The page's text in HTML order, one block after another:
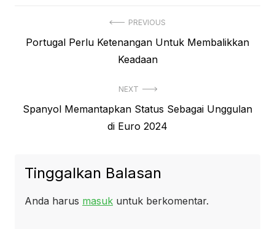
pos
PREVIOUS
Previous
Portugal Perlu Ketenangan Untuk Membalikkan
Keadaan
NEXT
Next
Spanyol Memantapkan Status Sebagai Unggulan
di Euro 2024
Tinggalkan Balasan
Anda harus masuk untuk berkomentar.